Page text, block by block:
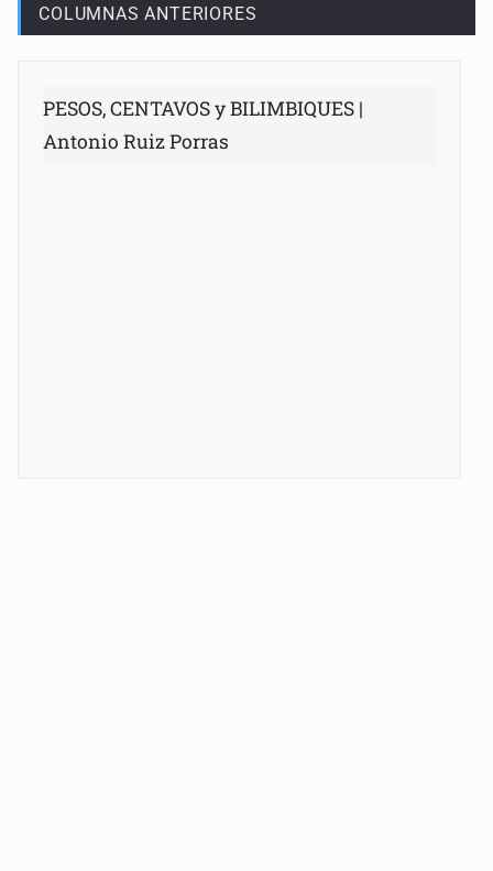
COLUMNAS ANTERIORES
PESOS, CENTAVOS y BILIMBIQUES |
Antonio Ruiz Porras